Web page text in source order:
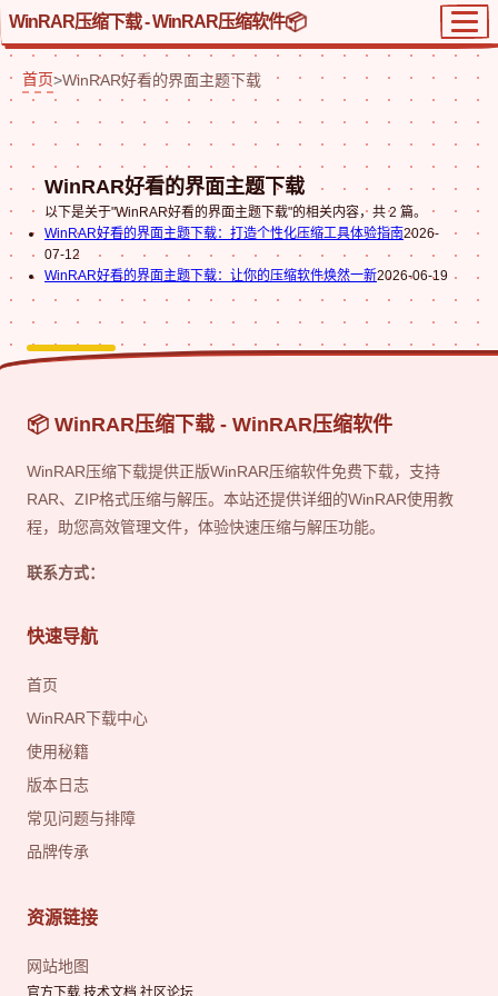
WinRAR压缩下载 - WinRAR压缩软件
首页>WinRAR好看的界面主题下载
WinRAR好看的界面主题下载
以下是关于"WinRAR好看的界面主题下载"的相关内容，共 2 篇。
WinRAR好看的界面主题下载：打造个性化压缩工具体验指南2026-
07-12
WinRAR好看的界面主题下载：让你的压缩软件焕然一新2026-06-19
📦 WinRAR压缩下载 - WinRAR压缩软件
WinRAR压缩下载提供正版WinRAR压缩软件免费下载，支持
RAR、ZIP格式压缩与解压。本站还提供详细的WinRAR使用教
程，助您高效管理文件，体验快速压缩与解压功能。
联系方式：
快速导航
首页
WinRAR下载中心
使用秘籍
版本日志
常见问题与排障
品牌传承
资源链接
网站地图
官方下载 技术文档 社区论坛